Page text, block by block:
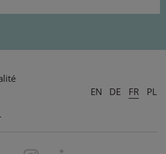
EN DE FR PL